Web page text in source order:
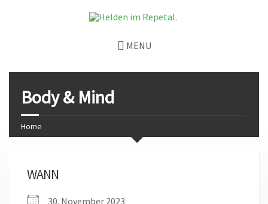
MENU
Body & Mind
Home
WANN
30. November 2023